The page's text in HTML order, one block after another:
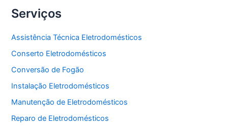
Serviços
Assistência Técnica Eletrodomésticos
Conserto Eletrodomésticos
Conversão de Fogão
Instalação Eletrodomésticos
Manutenção de Eletrodomésticos
Reparo de Eletrodomésticos